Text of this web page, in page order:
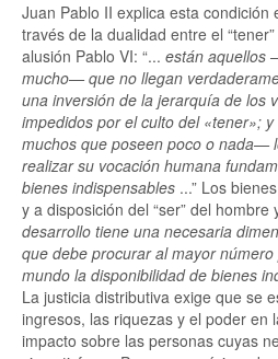
Juan Pablo II explica esta condición
través de la dualidad entre el
alusión Pablo VI: “... están aquellos
mucho— que no llegan
una inversión de la jerarquía de los
impedidos por el culto del «tener»;
muchos que poseen poco o nada—
realizar su vocación humana
bienes indispensables ...” Los
y a disposición del “ser” del hombre
desarrollo tiene una necesaria
que debe procurar al mayor
mundo la disponibilidad de bienes
La justicia distributiva exige que se
ingresos, las riquezas y el poder en
impacto sobre las personas cuyas